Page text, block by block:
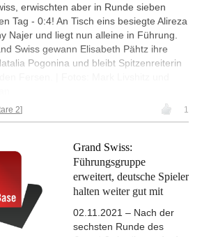
erwischten aber in Runde sieben
Tag - 0:4! An Tisch eins besiegte Alireza
Najer und liegt nun alleine in Führung.
Swiss gewann Elisabeth Pähtz ihre
Pogonina und bleibt Spitzenreiterin
2 1
Grand Swiss:
Führungsgruppe
erweitert, deutsche Spieler
halten weiter gut mit
02.11.2021 – Nach der
sechsten Runde des